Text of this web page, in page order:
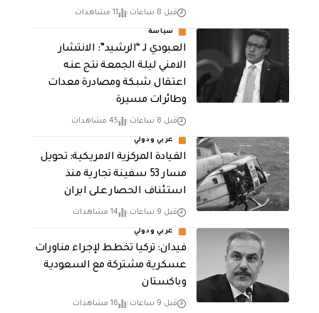
قبل 8 ساعات 11 مشاهدات
سياسة
العبودي لـ “الرشيد”: الانتشار
الامني ليلة الجمعة نتج عنه
اعتقال شبكة ومصادرة معدات
وطائرات مسيرة
قبل 8 ساعات 45 مشاهدات
عربي ودولي
القيادة المركزية الامريكية: تحويل
مسار 53 سفينة تجارية منذ
استئناف الحصار على ايران
قبل 9 ساعات 14 مشاهدات
عربي ودولي
فيدان: تركيا تخطط لإجراء مناورات
عسكرية مشتركة مع السعودية
وباكستان
قبل 9 ساعات 16 مشاهدات